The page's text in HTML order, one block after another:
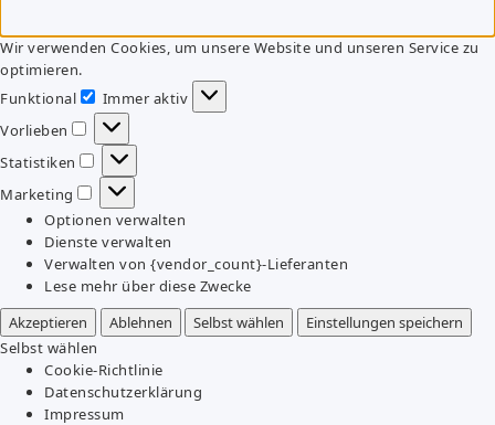
Wir verwenden Cookies, um unsere Website und unseren Service zu
optimieren.
Funktional
Funktional
Immer aktiv
Vorlieben
Vorlieben
Statistiken
Statistiken
Marketing
Marketing
Optionen verwalten
Dienste verwalten
Verwalten von {vendor_count}-Lieferanten
Lese mehr über diese Zwecke
Akzeptieren
Ablehnen Selbst wählen
Einstellungen speichern
Selbst wählen
Cookie-Richtlinie
Datenschutzerklärung
Impressum